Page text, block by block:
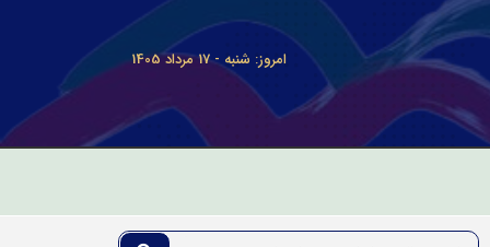
امروز: شنبه - 17 مرداد 1405